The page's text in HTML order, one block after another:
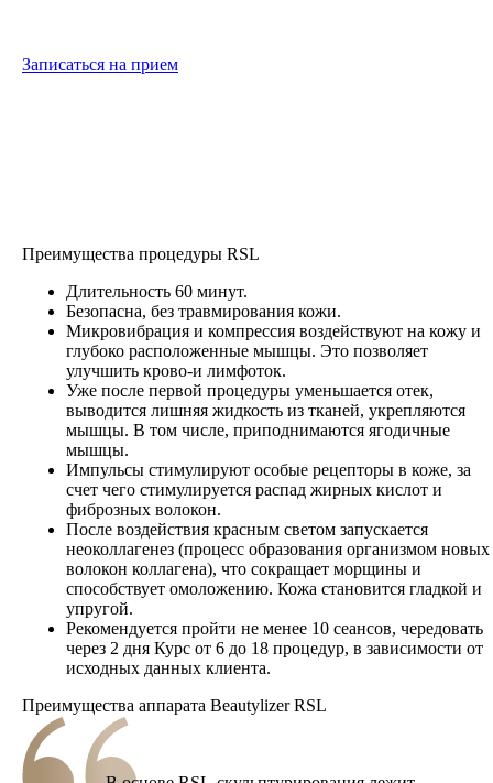
Записаться на прием
Преимущества процедуры RSL
Длительность 60 минут.
Безопасна, без травмирования кожи.
Микровибрация и компрессия воздействуют на кожу и
глубоко расположенные мышцы. Это позволяет
улучшить крово-и лимфоток.
Уже после первой процедуры уменьшается отек,
выводится лишняя жидкость из тканей, укрепляются
мышцы. В том числе, приподнимаются ягодичные
мышцы.
Импульсы стимулируют особые рецепторы в коже, за
счет чего стимулируется распад жирных кислот и
фиброзных волокон.
После воздействия красным светом запускается
неоколлагенез (процесс образования организмом новых
волокон коллагена), что сокращает морщины и
способствует омоложению. Кожа становится гладкой и
упругой.
Рекомендуется пройти не менее 10 сеансов, чередовать
через 2 дня Курс от 6 до 18 процедур, в зависимости от
исходных данных клиента.
Преимущества аппарата Beautylizer RSL